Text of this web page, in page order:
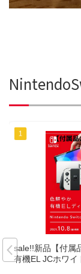
sale!!新品【付属
有機EL JCホワイ